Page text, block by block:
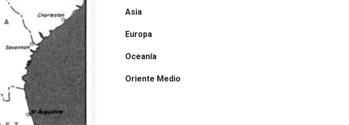
Asia
Europa
Oceanía
Oriente Medio